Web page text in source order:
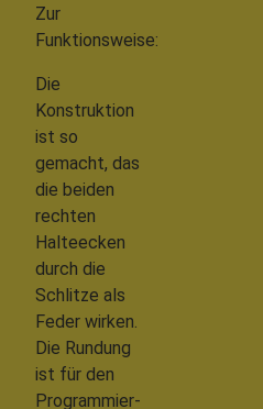
Zur
Funktionsweise:
Die
Konstruktion
ist so
gemacht, das
die beiden
rechten
Halteecken
durch die
Schlitze als
Feder wirken.
Die Rundung
ist für den
Programmier-